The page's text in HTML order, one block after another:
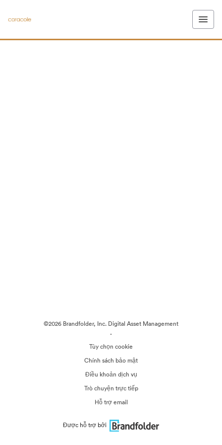
©2026 Brandfolder, Inc. Digital Asset Management
·
Tùy chọn cookie
Chính sách bảo mật
Điều khoản dịch vụ
Trò chuyện trực tiếp
Hỗ trợ email
Được hỗ trợ bởi